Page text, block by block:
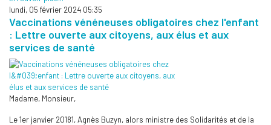
lundi, 05 février 2024 05:35
Vaccinations vénéneuses obligatoires chez l'enfant
: Lettre ouverte aux citoyens, aux élus et aux
services de santé
Madame, Monsieur,
Le 1er janvier 20181, Agnès Buzyn, alors ministre des Solidarités et de la